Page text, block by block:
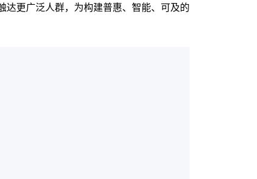
更广泛人群，为构建普惠、智能、可及的